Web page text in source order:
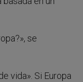
se
vida». Si Europa